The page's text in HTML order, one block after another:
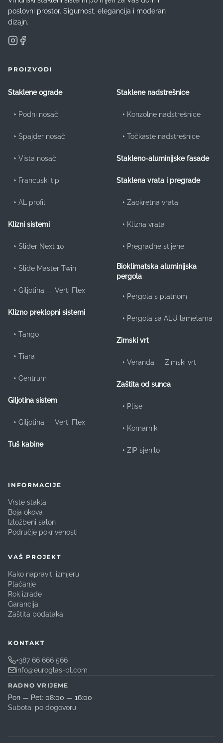
poslovni prostor. Sigurnost, elegancija i moderan
dizajn.
PROIZVODI
Staklene ograde
‣ Podni nosač
‣ Spajder nosač
‣ Vista nosač
‣ Francuski tip
‣ AL profil
Klizni sistemi
‣ Slider Next 10
‣ Slide Master Twin
‣ Giljotina — Verti Flex
Klizno preklopni sistemi
‣ Tango
‣ Tiara
‣ Centrum
Giljotina sistem
‣ Giljotina — Verti Flex
Tuš kabine
Staklene nadstrešnice
‣ Konzolne nadstrešnice
‣ Točkaste nadstrešnice
Stakleno-aluminijske fasade
Staklena vrata i pregrade
‣ Zaokretna vrata
‣ Klizna vrata
‣ Pregradne stijene
Bioklimatska aluminijska
pergola
‣ Pergola s platnom
‣ Pergola sa ALU lamelama
Zimski vrt
‣ Veranda — Zimski vrt
Zaštita od sunca
‣ Plise
‣ Komarnik
‣ ZIP sjenilo
INFORMACIJE
Vrste stakla
Boja okova
Izložbeni salon
Područje pokrivenosti
VAŠ PROJEKT
Kako napraviti izmjeru
Plaćanje
Rok izrade
Garancija
Zaštita podataka
KONTAKT
+387 66 666 566
info@euroglas-bl.com
RADNO VRIJEME
Pon — Pet: 08:00 — 16:00
Subota: po dogovoru